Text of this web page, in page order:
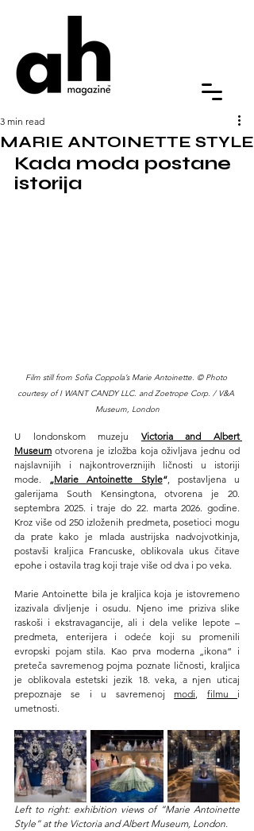
MARIE ANTOINETTE STYLE
3 min read
Kada moda postane
istorija
Film still from Sofia Coppola’s Marie Antoinette. © Photo
courtesy of I WANT CANDY LLC. and Zoetrope Corp. / V&A
Museum, London
U londonskom muzeju Victoria and Albert
Museum otvorena je izložba koja oživljava jednu od
najslavnijih i najkontroverznijih ličnosti u istoriji
mode. „Marie Antoinette Style“, postavljena u
galerijama South Kensingtona, otvorena je 20.
septembra 2025. i traje do 22. marta 2026. godine.
Kroz više od 250 izloženih predmeta, posetioci mogu
da prate kako je mlada austrijska nadvojvotkinja,
postavši kraljica Francuske, oblikovala ukus čitave
epohe i ostavila trag koji traje više od dva i po veka.
Marie Antoinette bila je kraljica koja je istovremeno
izazivala divljenje i osudu. Njeno ime priziva slike
raskoši i ekstravagancije, ali i dela velike lepote –
predmeta, enterijera i odeće koji su promenili
evropski pojam stila. Kao prva moderna „ikona“ i
preteča savremenog pojma poznate ličnosti, kraljica
je oblikovala estetski jezik 18. veka, a njen uticaj
prepoznaje se i u savremenoj modi, filmu i
umetnosti.
Left to right: exhibition views of “Marie Antoinette
Style” at the Victoria and Albert Museum, London.